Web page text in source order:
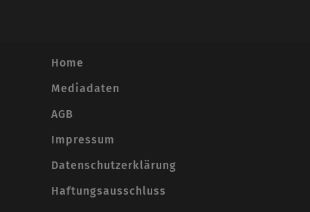
Home
Mediadaten
AGB
Impressum
Datenschutzerklärung
Haftungsausschluss